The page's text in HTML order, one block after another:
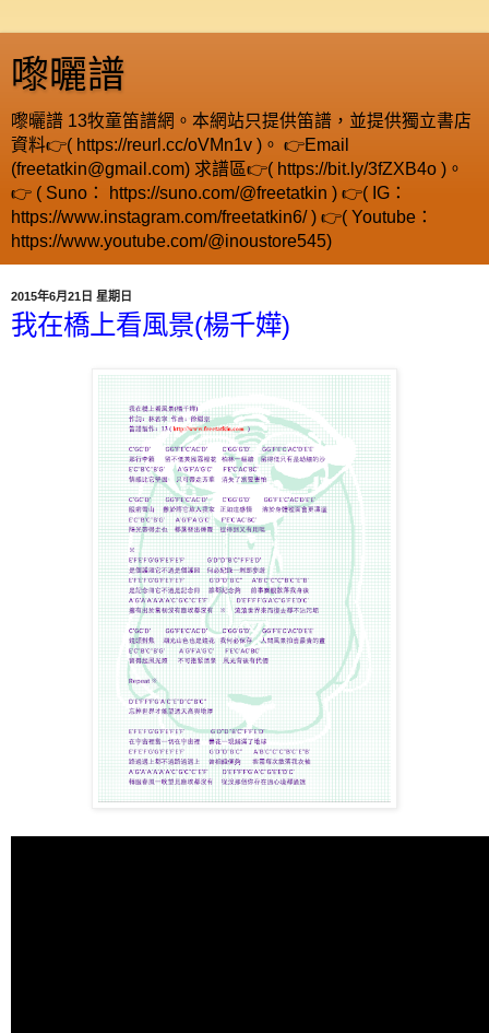
嚟曬譜
嚟曬譜 13牧童笛譜網。本網站只提供笛譜，並提供獨立書店
資料👉( https://reurl.cc/oVMn1v )。 👉Email
(freetatkin@gmail.com) 求譜區👉( https://bit.ly/3fZXB4o )。
👉 ( Suno： https://suno.com/@freetatkin ) 👉( IG：
https://www.instagram.com/freetatkin6/ ) 👉( Youtube：
https://www.youtube.com/@inoustore545)
2015年6月21日 星期日
我在橋上看風景(楊千嬅)